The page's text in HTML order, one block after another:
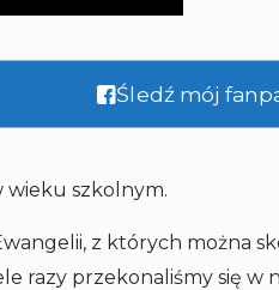
Śledź mój
wieku szkolnym.
z których można
razy przekonaliśmy się w